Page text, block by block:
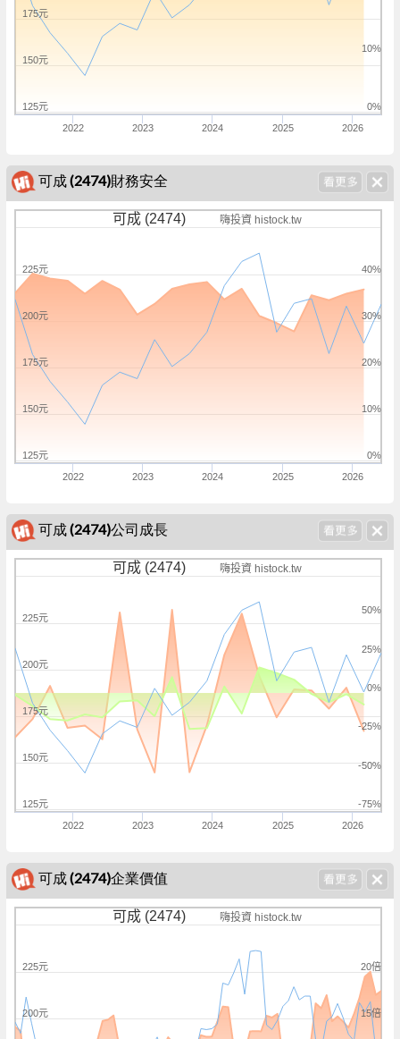
2022 2023 2024 2025 2026
0%
10%
125元
150元
175元
可成 (2474)財務安全
可成 (2474) 嗨投資 histock.tw
2022 2023 2024 2025 2026
0%
10%
20%
30%
40%
125元
150元
175元
200元
225元
可成 (2474)公司成長
可成 (2474) 嗨投資 histock.tw
2022 2023 2024 2025 2026
-75%
-50%
-25%
0%
25%
50%
125元
150元
175元
200元
225元
可成 (2474)企業價值
可成 (2474) 嗨投資 histock.tw
15倍
20倍
200元
225元